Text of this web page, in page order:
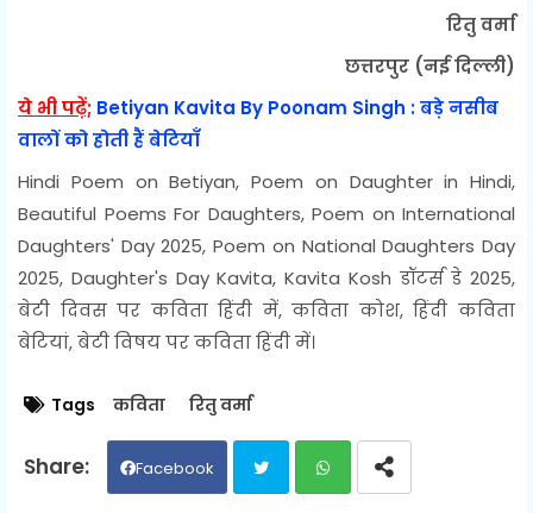
रितु वर्मा
छत्तरपुर (नई दिल्ली)
ये भी पढ़ें; Betiyan Kavita By Poonam Singh : बड़े नसीब
वालों को होती हैं बेटियाँ
Hindi Poem on Betiyan, Poem on Daughter in Hindi,
Beautiful Poems For Daughters, Poem on International
Daughters' Day 2025, Poem on National Daughters Day
2025, Daughter's Day Kavita, Kavita Kosh डॉटर्स डे 2025,
बेटी दिवस पर कविता हिंदी में, कविता कोश, हिंदी कविता
बेटियां, बेटी विषय पर कविता हिंदी में।
Tags कविता रितु वर्मा
Facebook